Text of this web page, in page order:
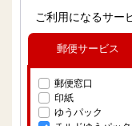
ご利用になるサー
郵便サービス
郵便窓口
印紙
ゆうパック